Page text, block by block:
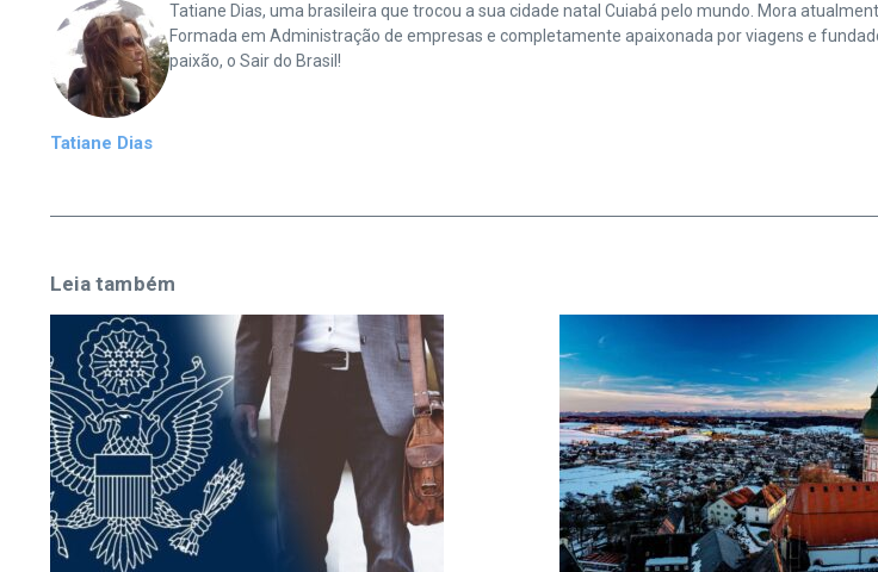
Tatiane Dias
Tatiane Dias, uma brasileira que trocou a sua cidade natal Cuiabá pelo mundo. Mora
Formada em Administração de empresas e completamente apaixonada por viagens e
paixão, o Sair do Brasil!
Leia também